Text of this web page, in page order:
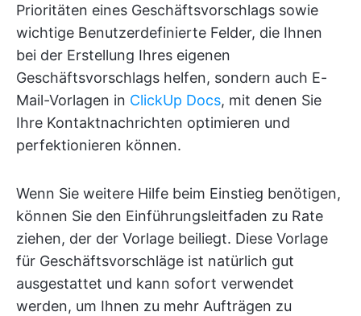
Prioritäten eines Geschäftsvorschlags sowie
wichtige Benutzerdefinierte Felder, die Ihnen
bei der Erstellung Ihres eigenen
Geschäftsvorschlags helfen, sondern auch E-
Mail-Vorlagen in ClickUp Docs, mit denen Sie
Ihre Kontaktnachrichten optimieren und
perfektionieren können.
Wenn Sie weitere Hilfe beim Einstieg benötigen,
können Sie den Einführungsleitfaden zu Rate
ziehen, der der Vorlage beiliegt. Diese Vorlage
für Geschäftsvorschläge ist natürlich gut
ausgestattet und kann sofort verwendet
werden, um Ihnen zu mehr Aufträgen zu